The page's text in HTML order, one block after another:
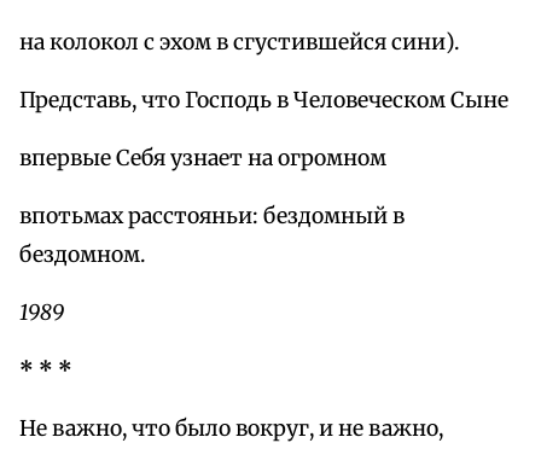
на колокол с эхом в сгустившейся сини).
Представь, что Господь в Человеческом Сыне
впервые Себя узнает на огромном
впотьмах расстояньи: бездомный в
бездомном.
1989
* * *
Не важно, что было вокруг, и не важно,